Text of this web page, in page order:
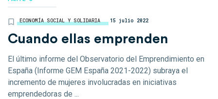
ECONOMÍA SOCIAL Y SOLIDARIA 15 julio 2022
Cuando ellas emprenden
El último informe del Observatorio del Emprendimiento en
España (Informe GEM España 2021-2022) subraya el
incremento de mujeres involucradas en iniciativas
emprendedoras de ...